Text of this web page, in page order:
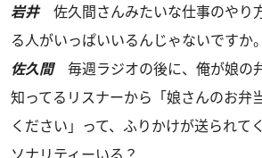
岩井佐久間さんみたいな仕事のやり
る人がいっぱいいるんじゃないですか。
佐久間毎週ラジオの後に、俺が娘の
知ってるリスナーから「娘さんのお弁
ください」って、ふりかけが送られて